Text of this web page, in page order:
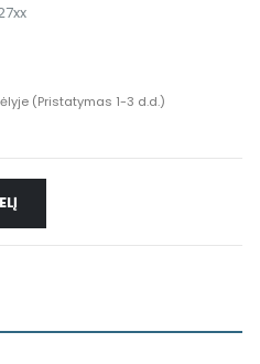
(Pristatymas 1-3 d.d.)